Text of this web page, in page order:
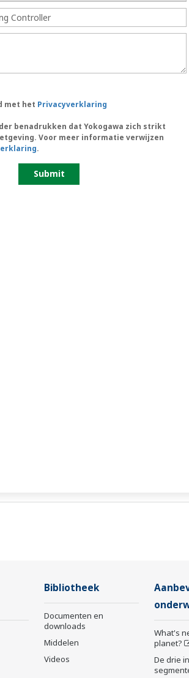
Bibliotheek
Documenten en
downloads
Middelen
Videos
What's
planet?
De drie